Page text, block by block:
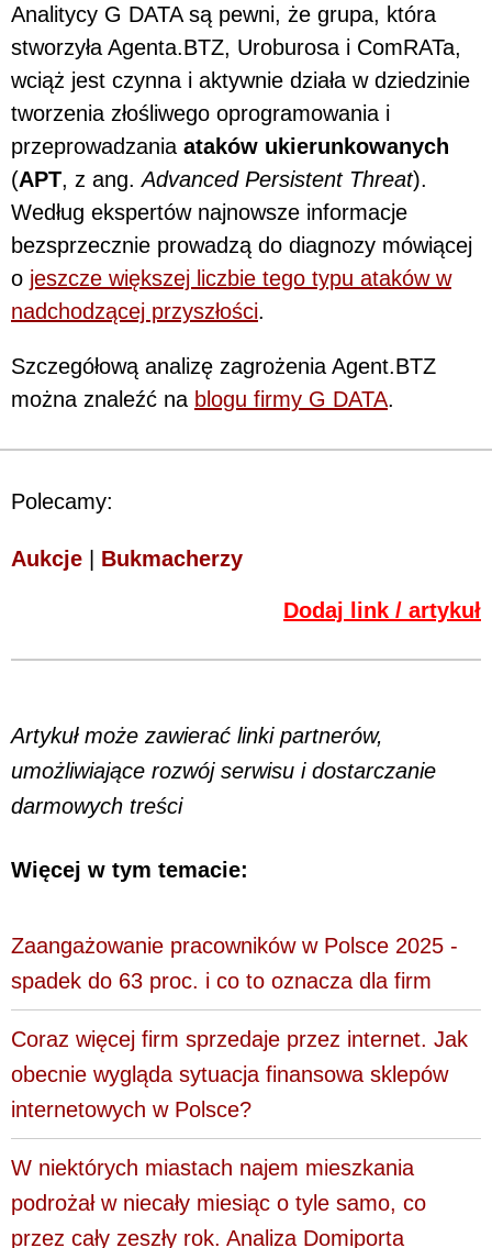
Analitycy G DATA są pewni, że grupa, która
stworzyła Agenta.BTZ, Uroburosa i ComRATa,
wciąż jest czynna i aktywnie działa w dziedzinie
tworzenia złośliwego oprogramowania i
przeprowadzania ataków ukierunkowanych
(APT, z ang.Advanced Persistent Threat).
Według ekspertów najnowsze informacje
bezsprzecznie prowadzą do diagnozy mówiącej
o jeszcze większej liczbie tego typu ataków w
nadchodzącej przyszłości.
Szczegółową analizę zagrożenia Agent.BTZ
można znaleźć na blogu firmy G DATA.
Polecamy:
Aukcje | Bukmacherzy
Dodaj link / artykuł
Artykuł może zawierać linki partnerów,
umożliwiające rozwój serwisu i dostarczanie
darmowych treści
Więcej w tym temacie:
Zaangażowanie pracowników w Polsce 2025 -
spadek do 63 proc. i co to oznacza dla firm
Coraz więcej firm sprzedaje przez internet. Jak
obecnie wygląda sytuacja finansowa sklepów
internetowych w Polsce?
W niektórych miastach najem mieszkania
podrożał w niecały miesiąc o tyle samo, co
przez cały zeszły rok. Analiza Domiporta